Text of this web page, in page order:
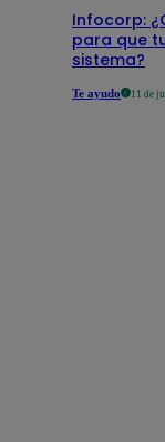
Infocorp:
para que
sistema?
Te ayudo 11 de